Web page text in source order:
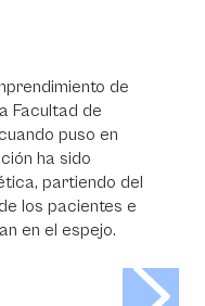
de
Facultad de
puso en
ha sido
partiendo del
los pacientes e
en el espejo.